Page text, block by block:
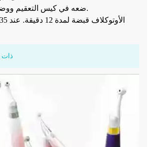
3. ضعه في كيس التعقيم ووضع علامة عليه.
4. الأوتوكلاف قبضة لمدة 12 دقيقة. عند 135 درجة مئوية
ذات